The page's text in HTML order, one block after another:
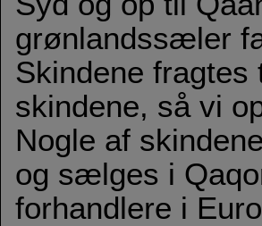
grønlandssæler
Skindene
skindene, så vi
Nogle af
og sælges i
forhandlere i